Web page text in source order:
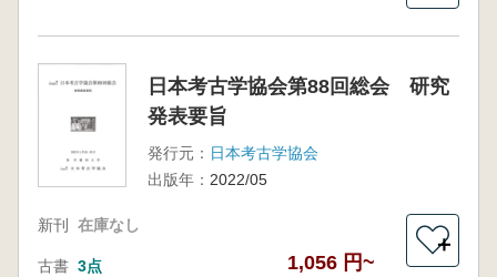
日本考古学協会第88回総会 研究
発表要旨
発行元： 日本考古学協会
出版年： 2022/05
新刊 在庫なし
古書 3点 1,056 円~
＋